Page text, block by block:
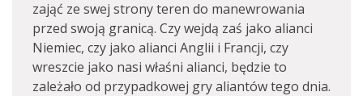
zająć ze swej strony teren do manewrowania
przed swoją granicą. Czy wejdą zaś jako alianci
Niemiec, czy jako alianci Anglii i Francji, czy
wreszcie jako nasi właśni alianci, będzie to
zależało od przypadkowej gry aliantów tego dnia.